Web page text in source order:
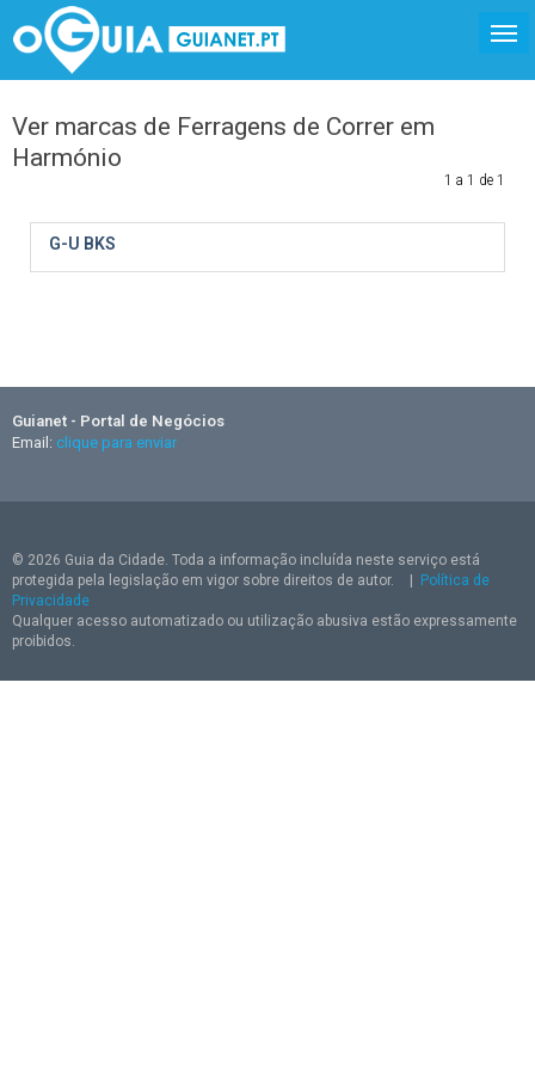
Ver marcas de Ferragens de Correr em
Harmónio
1 a 1 de 1
G-U BKS
Guianet - Portal de Negócios
Email: clique para enviar
© 2026 Guia da Cidade. Toda a informação incluída neste serviço está
protegida pela legislação em vigor sobre direitos de autor.
Política de
Privacidade
Qualquer acesso automatizado ou utilização abusiva estão expressamente
proibidos.